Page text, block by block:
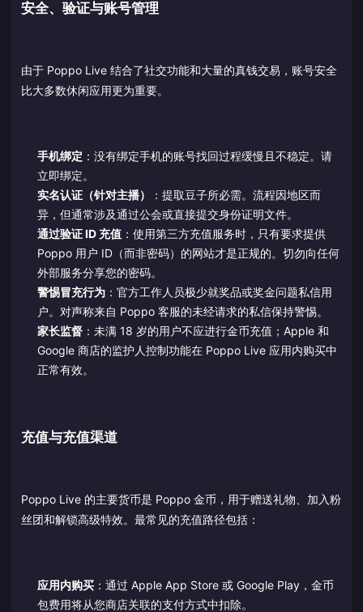
安全、验证与账号管理
由于 Poppo Live 结合了社交功能和大量的真钱交易，账号安全
比大多数休闲应用更为重要。
手机绑定 ：没有绑定手机的账号找回过程缓慢且不稳定。请
立即绑定。
实名认证（针对主播）
：提取豆子所必需。流程因地区而
异，但通常涉及通过公会或直接提交身份证明文件。
通过验证 ID 充值：使用第三方充值服务时，只有要求提供
Poppo 用户 ID（而非密码）的网站才是正规的。切勿向任何
外部服务分享您的密码。
警惕冒充行为：官方工作人员极少就奖品或奖金问题私信用
户。对声称来自 Poppo 客服的未经请求的私信保持警惕。
家长监督：未满 18 岁的用户不应进行金币充值；Apple 和
Google 商店的监护人控制功能在 Poppo Live 应用内购买中
正常有效。
充值与充值渠道
Poppo Live 的主要货币是 Poppo 金币，用于赠送礼物、加入粉
丝团和解锁高级特效。最常见的充值路径包括：
应用内购买：通过 Apple App Store 或 Google Play，金币
包费用将从您商店关联的支付方式中扣除。